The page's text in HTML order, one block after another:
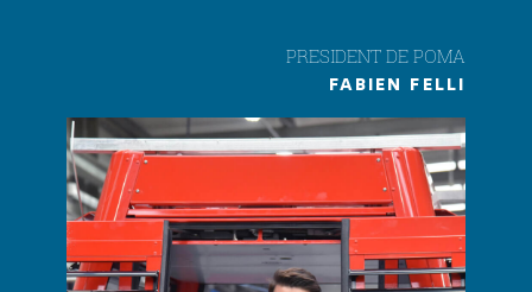
PRESIDENT DE POMA
FABIEN FELLI